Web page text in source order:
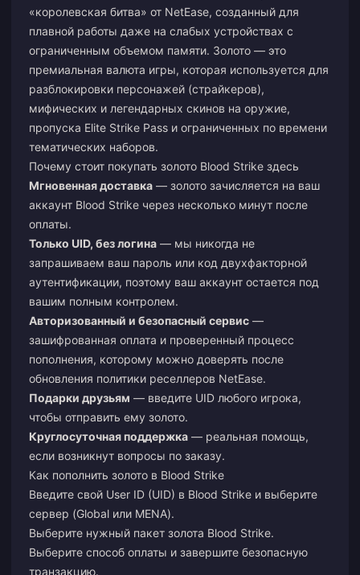
«королевская битва» от NetEase, созданный для
плавной работы даже на слабых устройствах с
ограниченным объемом памяти. Золото — это
премиальная валюта игры, которая используется для
разблокировки персонажей (страйкеров),
мифических и легендарных скинов на оружие,
пропуска Elite Strike Pass и ограниченных по времени
тематических наборов.
Почему стоит покупать золото Blood Strike здесь
Мгновенная доставка — золото зачисляется на ваш
аккаунт Blood Strike через несколько минут после
оплаты.
Только UID, без логина — мы никогда не
запрашиваем ваш пароль или код двухфакторной
аутентификации, поэтому ваш аккаунт остается под
вашим полным контролем.
Авторизованный и безопасный сервис —
зашифрованная оплата и проверенный процесс
пополнения, которому можно доверять после
обновления политики реселлеров NetEase.
Подарки друзьям — введите UID любого игрока,
чтобы отправить ему золото.
Круглосуточная поддержка — реальная помощь,
если возникнут вопросы по заказу.
Как пополнить золото в Blood Strike
Введите свой User ID (UID) в Blood Strike и выберите
сервер (Global или MENA).
Выберите нужный пакет золота Blood Strike.
Выберите способ оплаты и завершите безопасную
транзакцию.